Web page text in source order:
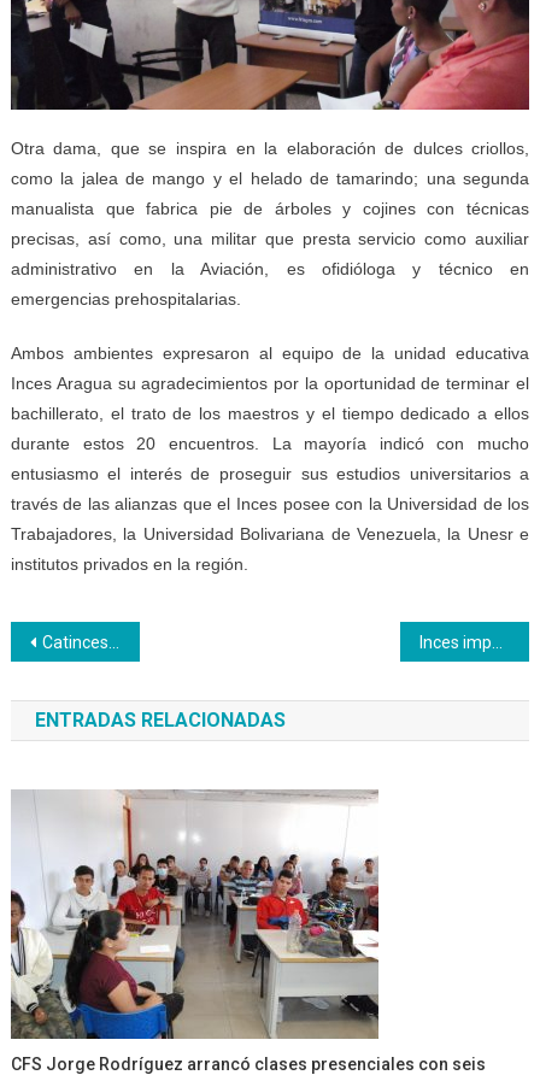
Otra dama, que se inspira en la elaboración de dulces criollos,
como la jalea de mango y el helado de tamarindo; una segunda
manualista que fabrica pie de árboles y cojines con técnicas
precisas, así como, una militar que presta servicio como auxiliar
administrativo en la Aviación, es ofidióloga y técnico en
emergencias prehospitalarias.
Ambos ambientes expresaron al equipo de la unidad educativa
Inces Aragua su agradecimientos por la oportunidad de terminar el
bachillerato, el trato de los maestros y el tiempo dedicado a ellos
durante estos 20 encuentros. La mayoría indicó con mucho
entusiasmo el interés de proseguir sus estudios universitarios a
través de las alianzas que el Inces posee con la Universidad de los
Trabajadores, la Universidad Bolivariana de Venezuela, la Unesr e
institutos privados en la región.
Navegación
de
entradas
Catinces visita a sus afiliados del estado Vargas
ENTRADAS RELACIONADAS
CFS Jorge Rodríguez arrancó clases presenciales con seis